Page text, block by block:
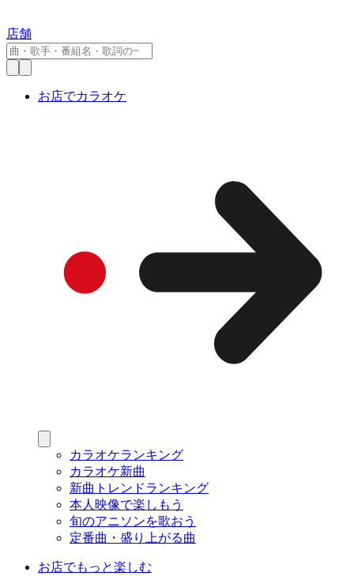
店舗
お店でカラオケ
カラオケランキング
カラオケ新曲
新曲トレンドランキング
本人映像で楽しもう
旬のアニソンを歌おう
定番曲・盛り上がる曲
お店でもっと楽しむ